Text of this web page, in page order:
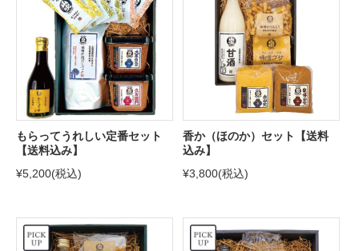
もらってうれしい定番セット
【送料込み】
¥5,200(税込)
香か（ほのか）セット【送料
込み】
¥3,800(税込)